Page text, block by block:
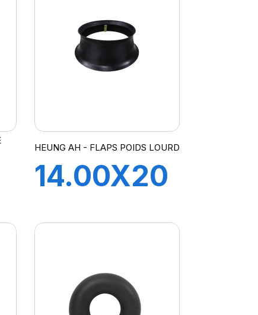
HEUNG AH - FLAPS POIDS LOURD
14.00X20